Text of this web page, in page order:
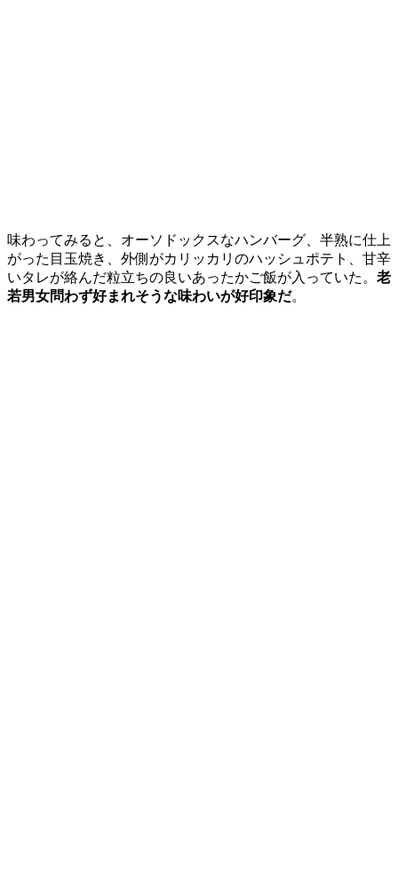
味わってみると、オーソドックスなハンバーグ、半熟に仕上
がった目玉焼き、外側がカリッカリのハッシュポテト、甘辛
いタレが絡んだ粒立ちの良いあったかご飯が入っていた。 老
若男女問わず好まれそうな味わいが好印象だ。